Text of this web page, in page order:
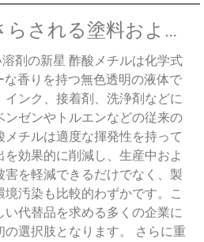
環境保護の波にさらされる塗料およびワニス業界: 酢酸メチルのグリーントランスフォーメーション
剤の新星 酢酸メチルは化学式
な香りを持つ無色透明の液体で
ンク、接着剤、洗浄剤などに
ゼンやトルエンなどの従来の
チルは適度な揮発性を持って
効果的に削減し、生産中およ
を軽減できるだけでなく、製
汚染も比較的わずかです。こ
代替品を求める多くの企業に
の選択肢となります。 さらに重